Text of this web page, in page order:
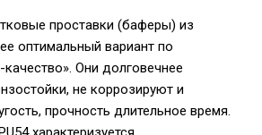
проставки (баферы) из
оптимальный вариант по
Они долговечнее
не коррозируют и
прочность длительное время.